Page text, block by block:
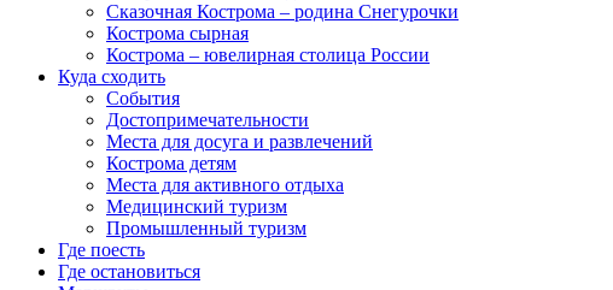
Сказочная Кострома – родина Снегурочки
Кострома сырная
Кострома – ювелирная столица России
Куда сходить
События
Достопримечательности
Места для досуга и развлечений
Кострома детям
Места для активного отдыха
Медицинский туризм
Промышленный туризм
Где поесть
Где остановиться